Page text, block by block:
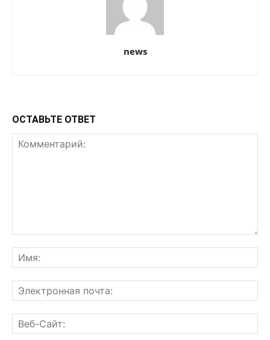
news
ОСТАВЬТЕ ОТВЕТ